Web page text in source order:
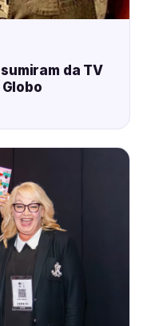
da TV